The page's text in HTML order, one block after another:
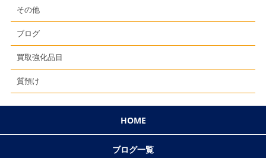
その他
ブログ
買取強化品目
質預け
HOME
ブログ一覧